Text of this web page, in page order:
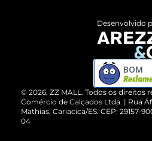
ZZ MALL é confiável
Cartão Presente
Vendas Corporativas
Devolução do Produto
Compre pelo WhatsApp
© 2026, ZZ MALL. Todos os direitos
Comércio de Calçados Ltda. | Rua
Mathias, Cariacica/ES. CEP: 29157-
04
Desenvolvido
BOM